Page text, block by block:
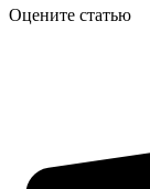
Оцените статью